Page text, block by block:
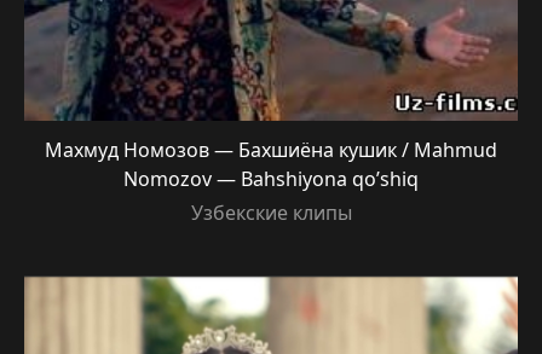
Махмуд Номозов — Бахшиёна кушик / Mahmud
Nomozov — Bahshiyona qo’shiq
Узбекские клипы